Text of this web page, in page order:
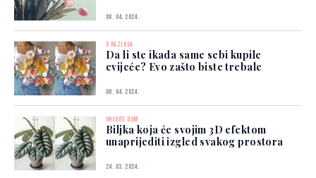
08. 04. 2024.
5 RAZLOGA
Da li ste ikada same sebi kupile
cvijeće? Evo zašto biste trebale
06. 04. 2024.
UREDITE DOM
Biljka koja će svojim 3D efektom
unaprijediti izgled svakog prostora
24. 03. 2024.